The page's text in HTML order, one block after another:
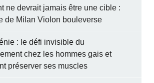
ne devrait jamais être une cible :
de Milan Violon bouleverse
: le défi invisible du
chez les hommes gais et
préserver ses muscles